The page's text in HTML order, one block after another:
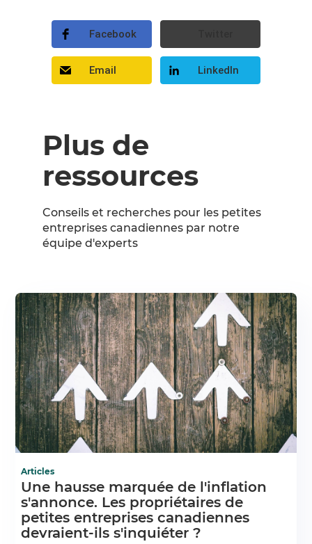
Facebook
Email LinkedIn
Plus de
ressources
Conseils et recherches pour les petites
entreprises canadiennes par notre
équipe d'experts
Articles
Une hausse marquée de l'inflation
s'annonce. Les propriétaires de
petites entreprises canadiennes
devraient-ils s'inquiéter ?